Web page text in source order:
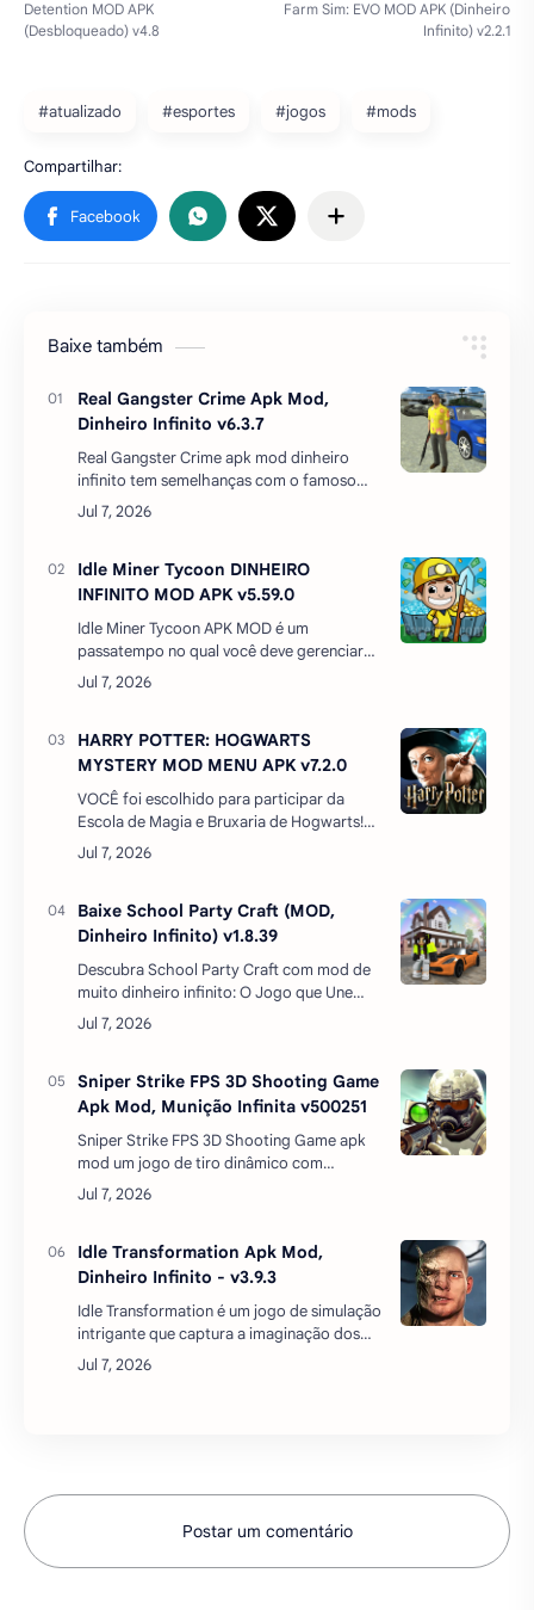
#atualizado #esportes #jogos #mods
Baixe também
Real Gangster Crime Apk Mod,
Dinheiro Infinito v6.3.7
Real Gangster Crime apk mod dinheiro
infinito tem semelhanças com o famoso
Grand Theft Auto: San Andreas e irá
encantar todos os fãs deste maravilhoso
Idle Miner Tycoon DINHEIRO
INFINITO MOD APK v5.59.0
Idle Miner Tycoon APK MOD é um
passatempo no qual você deve gerenciar
os investimentos de uma mina de ouro.
Você inicia a sua empreitada com ações
HARRY POTTER: HOGWARTS
MYSTERY MOD MENU APK v7.2.0
VOCÊ foi escolhido para participar da
Escola de Magia e Bruxaria de Hogwarts!
Embarque em sua própria aventura neste
novo RPG ambientado no mundo mágico,
Baixe School Party Craft (MOD,
Dinheiro Infinito) v1.8.39
Descubra School Party Craft com mod de
muito dinheiro infinito: O Jogo que Une
Criatividade e Diversão para AndroidSe
você é fã de jogos de mundo aberto e
Sniper Strike FPS 3D Shooting Game
Apk Mod, Munição Infinita v500251
Sniper Strike FPS 3D Shooting Game apk
mod um jogo de tiro dinâmico com
gráficos de qualidade de console com hack
munição infinita em que você tem que
Idle Transformation Apk Mod,
Dinheiro Infinito - v3.9.3
Idle Transformation é um jogo de simulação
intrigante que captura a imaginação dos
jogadores com a promessa de
transformações extraordinárias. No
Postar um comentário